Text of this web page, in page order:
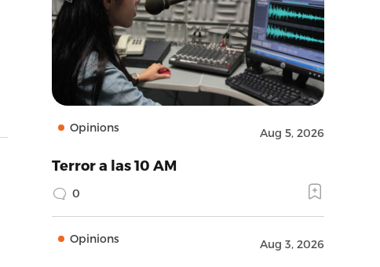
Opinions Aug 5, 2026
Terror a las 10 AM
0
Opinions Aug 3, 2026